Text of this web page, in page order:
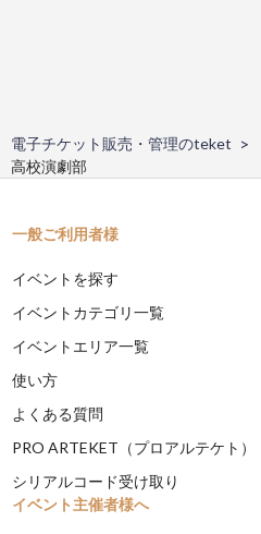
電子チケット販売・管理のteket
高校演劇部
一般ご利用者様
イベントを探す
イベントカテゴリ一覧
イベントエリア一覧
使い方
よくある質問
PRO ARTEKET（プロアルテケト）
シリアルコード受け取り
イベント主催者様へ